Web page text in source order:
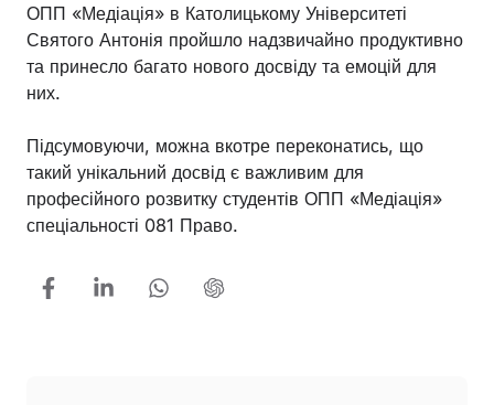
ОПП «Медіація» в Католицькому Університеті
Святого Антонія пройшло надзвичайно продуктивно
та принесло багато нового досвіду та емоцій для
них.
Підсумовуючи, можна вкотре переконатись, що
такий унікальний досвід є важливим для
професійного розвитку студентів ОПП «Медіація»
спеціальності 081 Право.